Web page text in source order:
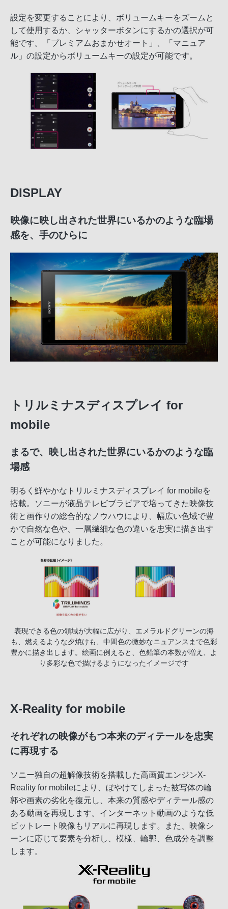
設定を変更することにより、ボリュームキーをズームと
して使用するか、シャッターボタンにするかの選択が可
能です。「プレミアムおまかせオート」、「マニュア
ル」の設定からボリュームキーの設定が可能です。
DISPLAY
映像に映し出された世界にいるかのような臨場
感を、手のひらに
トリルミナスディスプレイ for
mobile
まるで、映し出された世界にいるかのような臨
場感
明るく鮮やかなトリルミナスディスプレイ for mobileを
搭載。ソニーが液晶テレビブラビアで培ってきた映像技
術と画作りの総合的なノウハウにより、幅広い色域で豊
かで自然な色や、一層繊細な色の違いを忠実に描き出す
ことが可能になりました。
表現できる色の領域が大幅に広がり、エメラルドグリーンの海
も、燃えるような夕焼けも、中間色の微妙なニュアンスまで色彩
豊かに描き出します。絵画に例えると、色鉛筆の本数が増え、よ
り多彩な色で描けるようになったイメージです
X-Reality for mobile
それぞれの映像がもつ本来のディテールを忠実
に再現する
ソニー独自の超解像技術を搭載した高画質エンジンX-
Reality for mobileにより、ぼやけてしまった被写体の輪
郭や画素の劣化を復元し、本来の質感やディテール感の
ある動画を再現します。インターネット動画のような低
ビットレート映像もリアルに再現します。また、映像シ
ーンに応じて要素を分析し、模様、輪郭、色成分を調整
します。